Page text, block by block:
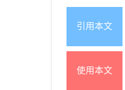
引用本文
使用本文